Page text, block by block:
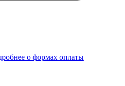
о формах оплаты